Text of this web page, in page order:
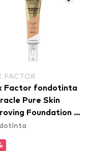
FACTOR
Factor fondotinta
Pure Skin
Foundation -
Rose